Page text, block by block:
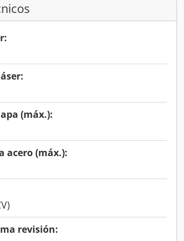
(máx.):
acero (máx.):
revisión: